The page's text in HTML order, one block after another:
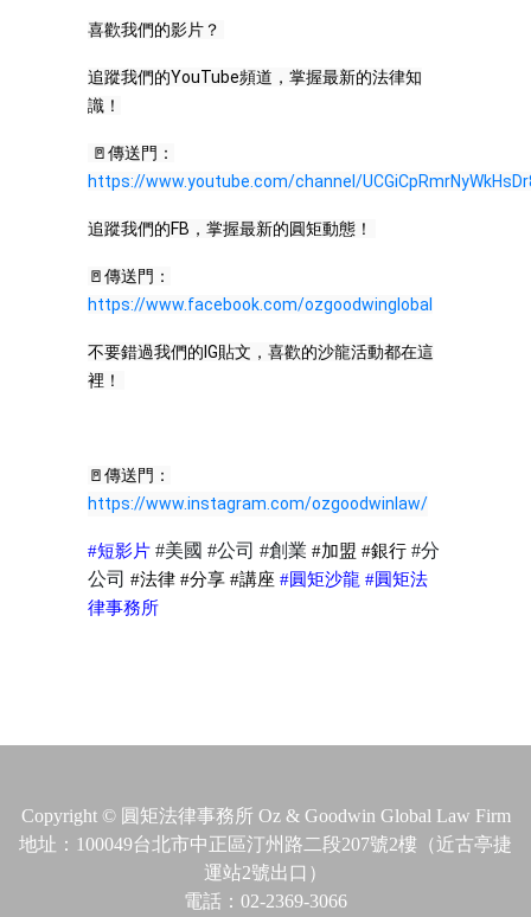
喜歡我們的影片？
追蹤我們的YouTube頻道，掌握最新的法律知
識！
🚪傳送門：
https://www.youtube.com/channel/
追蹤我們的FB，掌握最新的圓矩動態！
🚪傳送門：
https://www.facebook.com/ozgoodwinglobal
不要錯過我們的IG貼文，喜歡的沙龍活動都在這
裡！
🚪傳送門：
https://www.instagram.com/ozgoodwinlaw/
#短影片 #美國 #公司 #創業 #加盟 #銀行 #分
公司 #法律 #分享 #講座 #圓矩沙龍 #圓矩法
律事務所
Copyright © 圓矩法律事務所 Oz & Goodwin Global Law Firm
地址：100049台北市中正區汀州路二段207號2樓（近古亭捷
運站2號出口）
電話：02-2369-3066